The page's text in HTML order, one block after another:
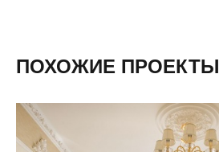
ПОХОЖИЕ ПРОЕКТЫ